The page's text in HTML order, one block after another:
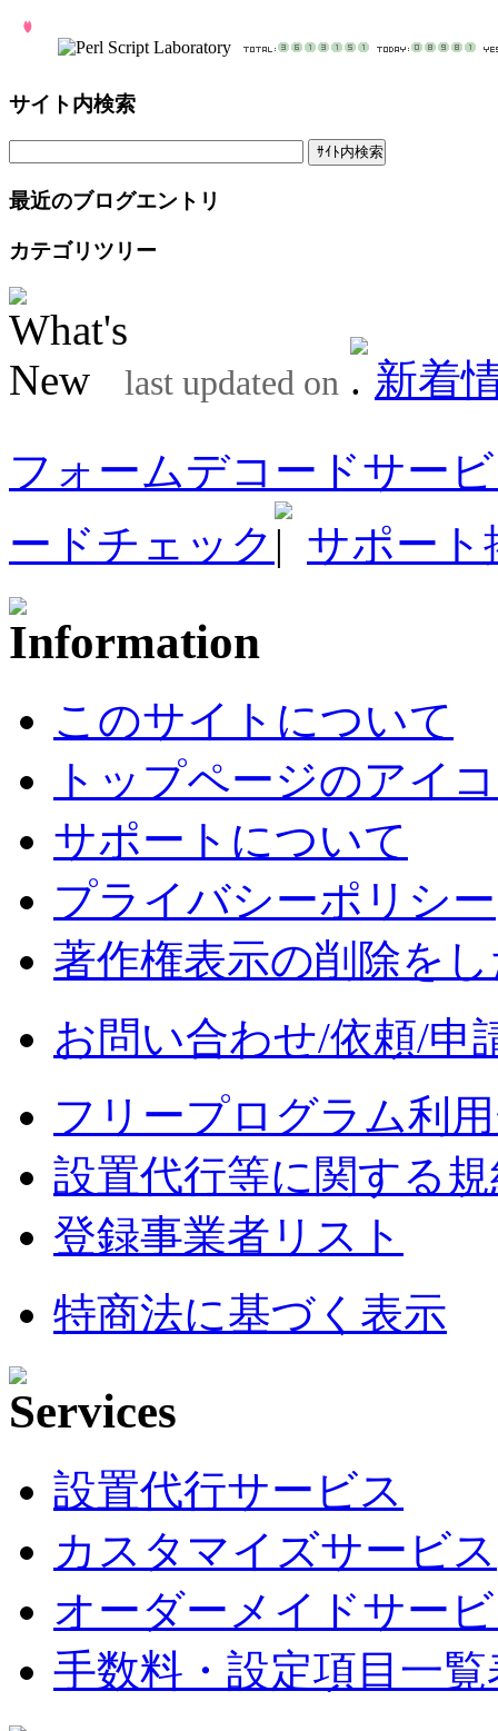
サイト内検索
最近のブログエントリ
カテゴリツリー
last updated on
新着
フォームデコードサー
ードチェック
サポート
このサイトについて
トップページのアイ
サポートについて
プライバシーポリシー
著作権表示の削除を
お問い合わせ/依頼/申
フリープログラム利
設置代行等に関する
登録事業者リスト
特商法に基づく表示
設置代行サービス
カスタマイズサービス
オーダーメイドサー
手数料・設定項目一覧